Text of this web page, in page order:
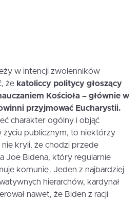
w intencji zwolenników
że katoliccy politycy głoszący
Kościoła – głównie w
przyjmować Eucharystii.
charakter ogólny i objąć
życiu publicznym, to niektórzy
kryli, że chodzi przede
Joe Bidena, który regularnie
komunię. Jeden z najbardziej
hierarchów, kardynał
nawet, że Biden z racji